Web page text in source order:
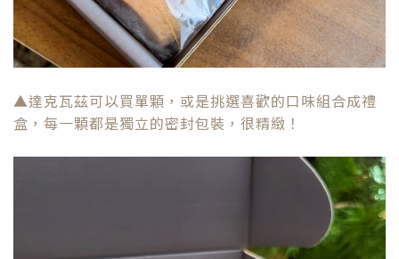
▲達克瓦茲可以買單顆，或是挑選喜歡的口味組合成禮
盒，每一顆都是獨立的密封包裝，很精緻！